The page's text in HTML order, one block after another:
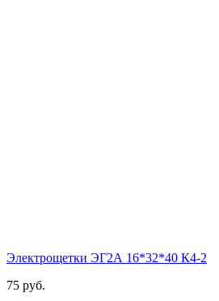
Электрощетки ЭГ2А 16*32*40 К4-2
75 руб.